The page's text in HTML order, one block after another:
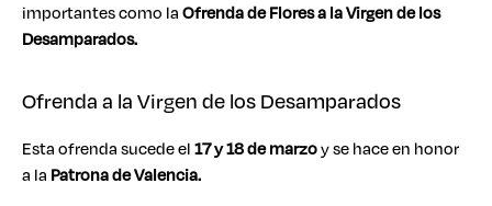
importantes como laOfrenda de Flores a la Virgen de los
Desamparados.
Ofrenda a la Virgen de los Desamparados
Esta ofrenda sucede el17 y 18 de marzoy se hace en honor
a la Patrona de Valencia.